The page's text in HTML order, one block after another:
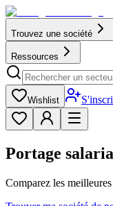
Trouvez une société
Ressources
Wishlist
Portage
Comparez les